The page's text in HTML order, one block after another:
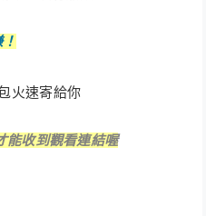
火速寄給你
能收到觀看連結喔